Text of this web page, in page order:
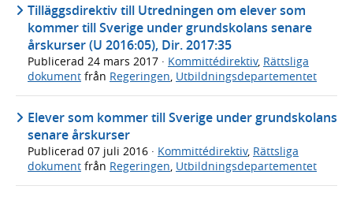
Tilläggsdirektiv till Utredningen om elever som
kommer till Sverige under grundskolans senare
årskurser (U 2016:05), Dir. 2017:35
Publicerad 24 mars 2017 · Kommittédirektiv, Rättsliga
dokument från Regeringen, Utbildningsdepartementet
Elever som kommer till Sverige under grundskolans
senare årskurser
Publicerad 07 juli 2016 · Kommittédirektiv, Rättsliga
dokument från Regeringen Utbildningsdepartementet